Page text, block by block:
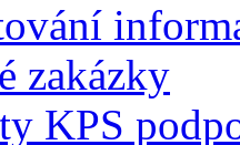
zakázky
KPS